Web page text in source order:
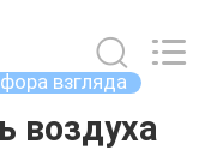
взгляда
воздуха